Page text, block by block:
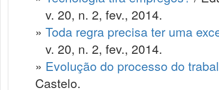
v. 20, n. 2, fev., 2014.
» Toda regra precisa ter uma
v. 20, n. 2, fev., 2014.
» Evolução do processo do
Castelo.